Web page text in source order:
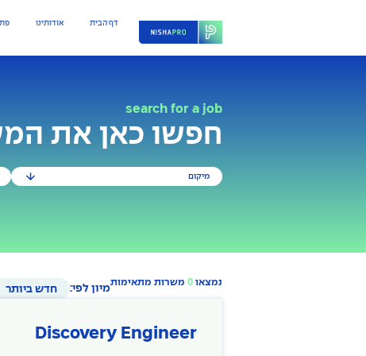
דף הבית אודותינו
search for a job
חפשו כאן את
מיקום
נמצאו0 משרות מתאימותמיון לפי:
Discovery Engineer